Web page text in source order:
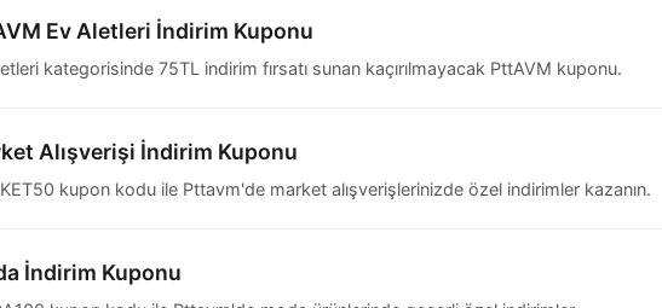
Ev Aletleri İndirim Kuponu
kategorisinde 75TL indirim fırsatı sunan kaçırılmayacak PttAVM kuponu.
Alışverişi İndirim Kuponu
kupon kodu ile Pttavm'de market alışverişlerinizde özel indirimler kazanın.
İndirim Kuponu